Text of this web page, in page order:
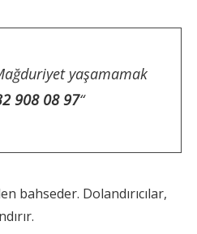
yaşamamak
908 08 97“
bahseder. Dolandırıcılar,